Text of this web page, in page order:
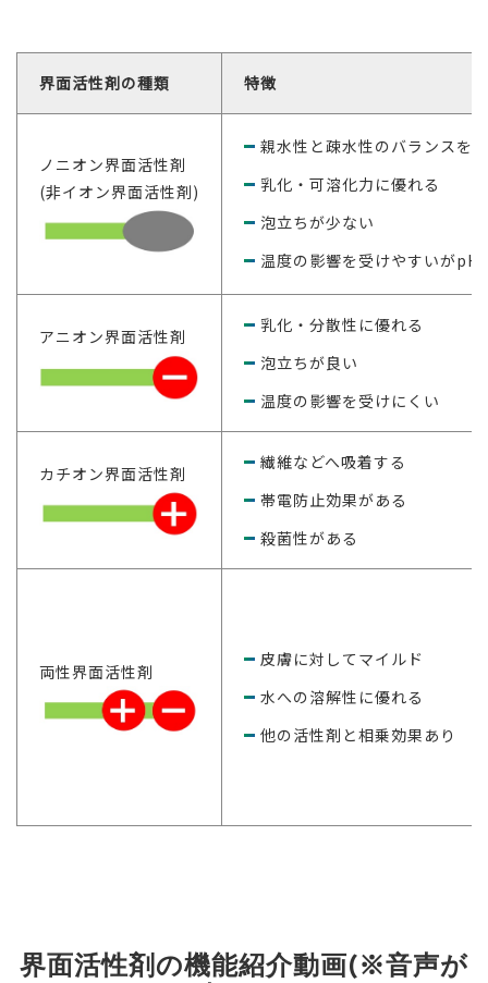
界面活性剤の種類 特徴
ノニオン界面活性剤
(非イオン界面活性剤)
親水性と疎水性のバランスを
乳化・可溶化力に優れる
泡立ちが少ない
温度の影響を受けやすいがpH
アニオン界面活性剤
乳化・分散性に優れる
泡立ちが良い
温度の影響を受けにくい
カチオン界面活性剤
繊維などへ吸着する
帯電防止効果がある
殺菌性がある
両性界面活性剤
皮膚に対してマイルド
水への溶解性に優れる
他の活性剤と相乗効果あり
界面活性剤の機能紹介動画(※音声が